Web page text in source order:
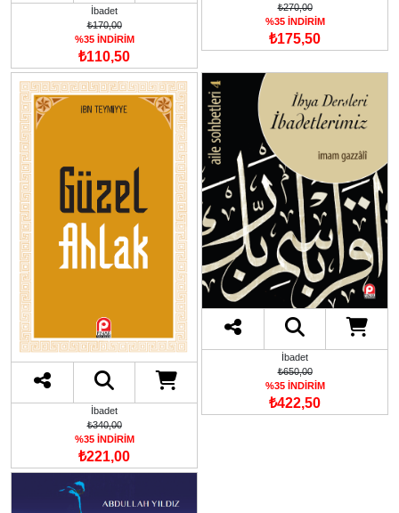
İbadet
₺170,00
%35 İNDİRİM
₺110,50
₺270,00
%35 İNDİRİM
₺175,50
İbadet
₺340,00
%35 İNDİRİM
₺221,00
İbadet
₺650,00
%35 İNDİRİM
₺422,50